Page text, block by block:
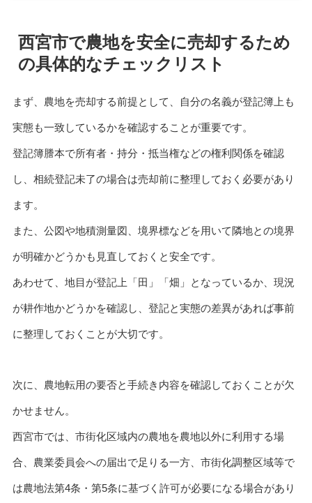
西宮市で農地を安全に売却するため
の具体的なチェックリスト
まず、農地を売却する前提として、自分の名義が登記簿上も
実態も一致しているかを確認することが重要です。
登記簿謄本で所有者・持分・抵当権などの権利関係を確認
し、相続登記未了の場合は売却前に整理しておく必要があり
ます。
また、公図や地積測量図、境界標などを用いて隣地との境界
が明確かどうかも見直しておくと安全です。
あわせて、地目が登記上「田」「畑」となっているか、現況
が耕作地かどうかを確認し、登記と実態の差異があれば事前
に整理しておくことが大切です。
次に、農地転用の要否と手続き内容を確認しておくことが欠
かせません。
西宮市では、市街化区域内の農地を農地以外に利用する場
合、農業委員会への届出で足りる一方、市街化調整区域等で
は農地法第4条・第5条に基づく許可が必要になる場合があり